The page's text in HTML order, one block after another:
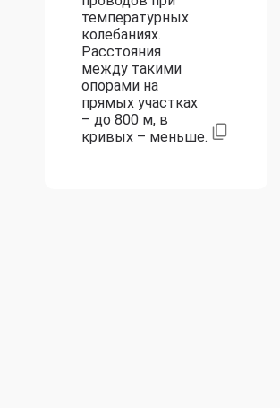
температурных
колебаниях.
Расстояния
между такими
опорами на
прямых участках
– до 800 м, в
кривых – меньше.